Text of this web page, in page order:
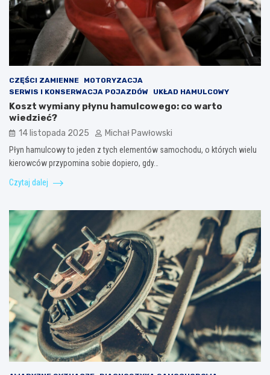
CZĘŚCI ZAMIENNE
MOTORYZACJA
SERWIS I KONSERWACJA POJAZDÓW
UKŁAD HAMULCOWY
Koszt wymiany płynu hamulcowego: co warto
wiedzieć?
14 listopada 2025 Michał Pawłowski
Płyn hamulcowy to jeden z tych elementów samochodu, o których wielu
kierowców przypomina sobie dopiero, gdy…
Czytaj dalej